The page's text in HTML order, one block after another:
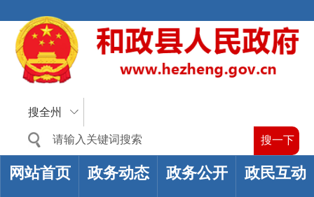
搜全州
网站首页 政务动态 政务公开 政民互动